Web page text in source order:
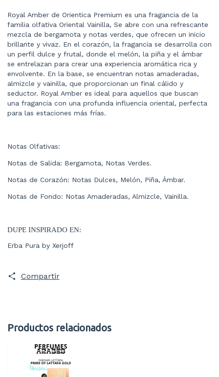
Royal Amber de Orientica Premium es una fragancia de la
familia olfativa Oriental Vainilla, Se abre con una refrescante
mezcla de bergamota y notas verdes, que ofrecen un inicio
brillante y vivaz. En el corazón, la fragancia se desarrolla con
un perfil dulce y frutal, donde el melón, la piña y el ámbar
se entrelazan para crear una experiencia aromática rica y
envolvente. En la base, se encuentran notas amaderadas,
almizcle y vainilla, que proporcionan un final cálido y
seductor. Royal Amber es ideal para aquellos que buscan
una fragancia con una profunda influencia oriental, perfecta
para las estaciones más frías.
Notas Olfativas:
Notas de Salida: Bergamota, Notas Verdes.
Notas de Corazón: Notas Dulces, Melón, Piña, Ámbar.
Notas de Fondo: Notas Amaderadas, Almizcle, Vainilla.
DUPE INSPIRADO EN:
Erba Pura by Xerjoff
Compartir
Productos relacionados